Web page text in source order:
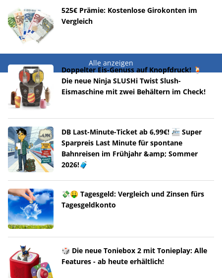
525€ Prämie: Kostenlose Girokonten im
Vergleich
Alle anzeigen
Doppelter Eis-Genuss auf Knopfdruck! 🍹
Die neue Ninja SLUSHi Twist Slush-
Eismaschine mit zwei Behältern im Check!
DB Last-Minute-Ticket ab 6,99€! 🚈 Super
Sparpreis Last Minute für spontane
Bahnreisen im Frühjahr &amp; Sommer
2026!🧳
💸🤑 Tagesgeld: Vergleich und Zinsen fürs
Tagesgeldkonto
🎲 Die neue Toniebox 2 mit Tonieplay: Alle
Features - ab heute erhältlich!